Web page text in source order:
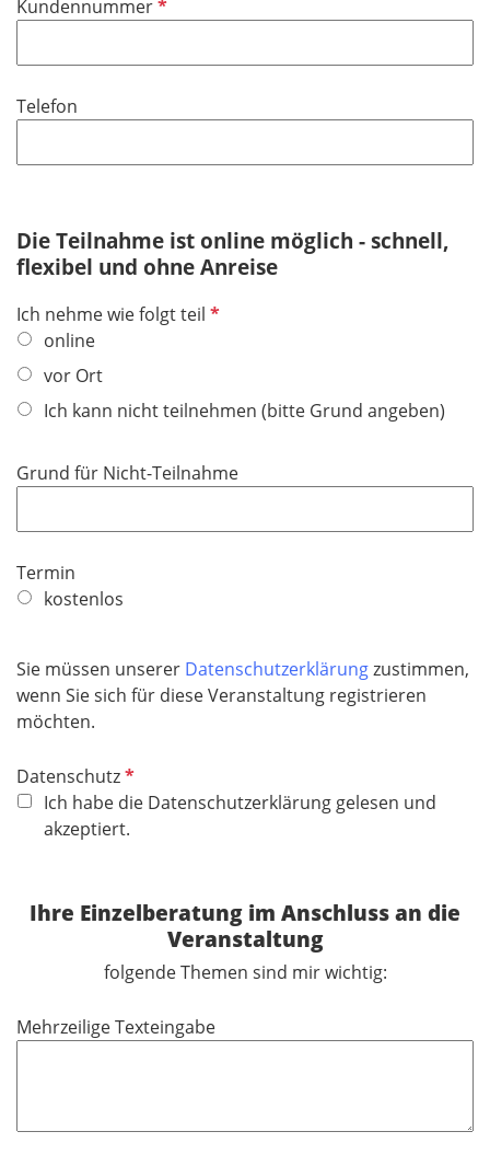
e
d
c
t
e
d
KundennummerP
t
l
d
Telefon
Die Teilnahme ist online möglich - schnell,
flexibel und ohne Anreise
Ich nehme wie folgt teil P
c
t
online
vor Ort
Ich kann nicht teilnehmen (bitte Grund angeben)
Grund für Nicht-Teilnahme
Termin
kostenlos
Sie müssen unserer Datenschutzerklärungzustimmen,
wenn Sie sich für diese Veranstaltung registrieren
möchten.
DatenschutzP
f
l
h
f
e
d
Ich habe die Datenschutzerklärung gelesen und
akzeptiert.
Ihre Einzelberatung im Anschluss an die
Veranstaltung
folgende Themen sind mir wichtig:
Mehrzeilige Texteingabe